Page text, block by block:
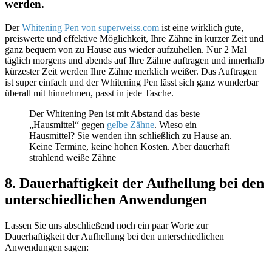
werden.
DerWhitening Pen von superweiss.com ist eine wirklich gute,
preiswerte und effektive Möglichkeit, Ihre Zähne in kurzer Zeit und
ganz bequem von zu Hause aus wieder aufzuhellen. Nur 2 Mal
täglich morgens und abends auf Ihre Zähne auftragen und innerhalb
kürzester Zeit werden Ihre Zähne merklich weißer. Das Auftragen
ist super einfach und der Whitening Pen lässt sich ganz wunderbar
überall mit hinnehmen, passt in jede Tasche.
Der Whitening Pen ist mit Abstand das beste
„Hausmittel“ gegen gelbe Zähne. Wieso ein
Hausmittel? Sie wenden ihn schließlich zu Hause an.
Keine Termine, keine hohen Kosten. Aber dauerhaft
strahlend weiße Zähne
8. Dauerhaftigkeit der Aufhellung bei den
unterschiedlichen Anwendungen
Lassen Sie uns abschließend noch ein paar Worte zur
Dauerhaftigkeit der Aufhellung bei den unterschiedlichen
Anwendungen sagen: